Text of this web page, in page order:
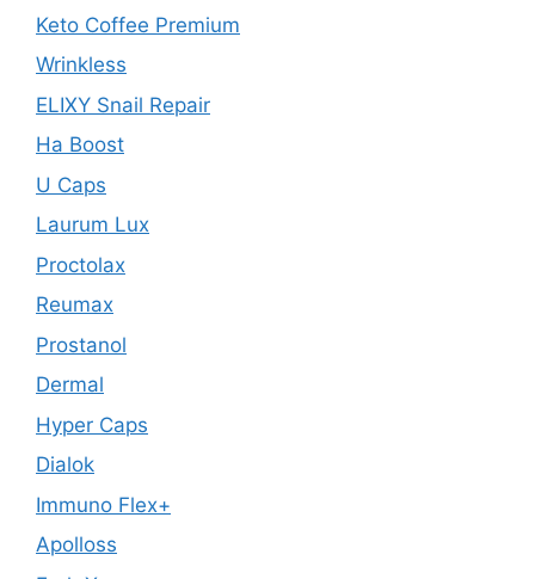
Keto Coffee Premium
Wrinkless
ELIXY Snail Repair
Ha Boost
U Caps
Laurum Lux
Proctolax
Reumax
Prostanol
Dermal
Hyper Caps
Dialok
Immuno Flex+
Apolloss